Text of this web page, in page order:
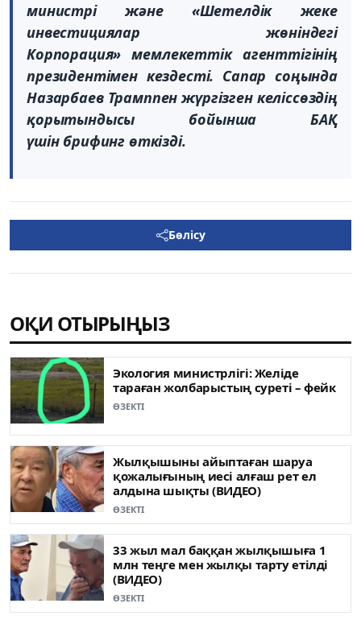
министрі және «Шетелдік жеке
инвестициялар жөніндегі
Корпорация» мемлекеттік агенттігінің
президентімен кездесті. Сапар соңында
Назарбаев Трамппен жүргізген келіссөздің
қорытындысы бойынша БАҚ
үшін брифинг өткізді.
Бөлісу
ОҚИ ОТЫРЫҢЫЗ
Экология министрлігі: Желіде
тараған жолбарыстың суреті – фейк
ӨЗЕКТІ
Жылқышыны айыптаған шаруа
қожалығының иесі алғаш рет ел
алдына шықты (ВИДЕО)
ӨЗЕКТІ
33 жыл мал баққан жылқышыға 1
млн теңге мен жылқы тарту етілді
(ВИДЕО)
ӨЗЕКТІ